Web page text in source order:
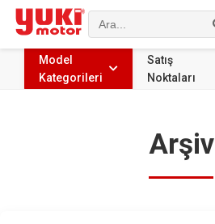
Model
Kategorileri
Satış
Noktaları
Arşiv